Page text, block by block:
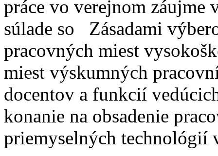
práce vo verejnom záujme
súlade so Zásadami
pracovných miest
miest výskumných
docentov a funkcií
konanie na obsadenie
priemyselných technológií